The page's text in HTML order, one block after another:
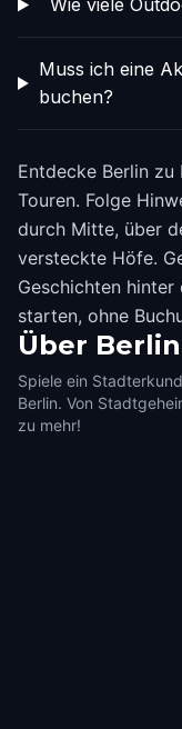
Wie viele
Muss ich eine
buchen?
Entdecke Berlin
Touren. Folge
durch Mitte, über
versteckte Höfe.
Geschichten
starten, ohne
Über Berlin
Spiele ein
Berlin. Von
zu mehr!